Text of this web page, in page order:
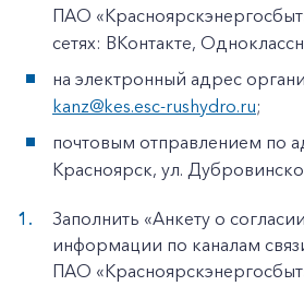
ПАО
сетях: ВКонтакте,
на электронный адрес
kanz@kes.esc-rushydro.ru;
почтовым отправлением по
Красноярск, ул.
Заполнить «Анкету о
информации по каналам
ПАО